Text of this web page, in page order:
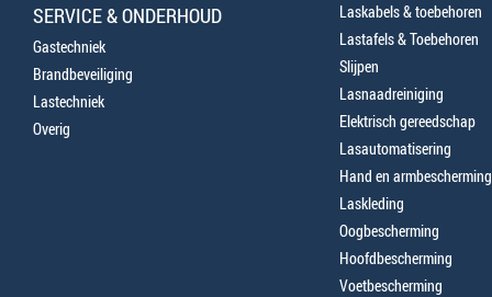
SERVICE & ONDERHOUD
Gastechniek
Brandbeveiliging
Lastechniek
Overig
Laskabels & toebehoren
Lastafels & Toebehoren
Slijpen
Lasnaadreiniging
Elektrisch gereedschap
Lasautomatisering
Hand en armbescherming
Laskleding
Oogbescherming
Hoofdbescherming
Voetbescherming